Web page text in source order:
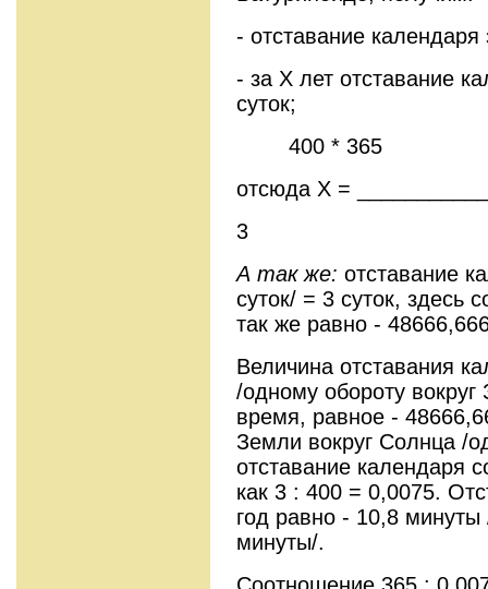
- отставание
- за Х лет
суток;
400 * 365
отсюда Х =
3
А так же: отставание
суток/ = 3 суток, здесь
так же равно -
Величина отставания
/одному обороту
время, равное -
Земли вокруг Солнца /
отставание календаря
как 3 : 400 = 0,0075.
год равно - 10,8 минуты
минуты/.